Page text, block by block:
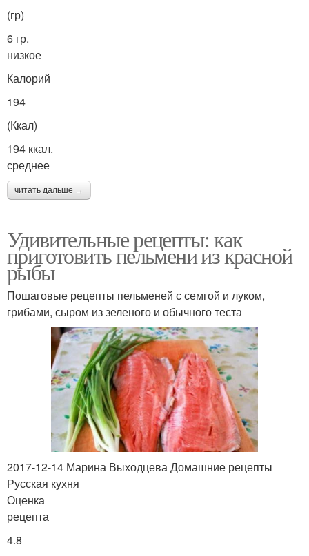
(гр)
6 гр.
низкое
Калорий
194
(Ккал)
194 ккал.
среднее
читать дальше →
Удивительные рецепты: как
приготовить пельмени из красной
рыбы
Пошаговые рецепты пельменей с семгой и луком,
грибами, сыром из зеленого и обычного теста
2017-12-14 Марина Выходцева Домашние рецепты
Русская кухня
Оценка
рецепта
4.8